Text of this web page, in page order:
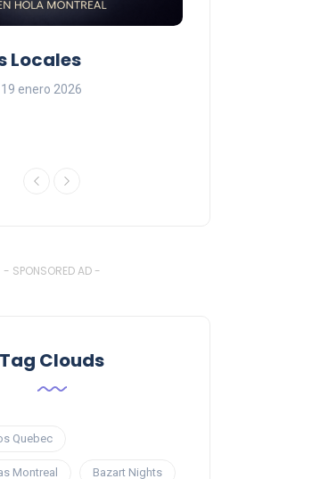
Locales
19 enero 2026
- SPONSORED AD -
Tag Clouds
Quebec
Montreal Bazart Nights